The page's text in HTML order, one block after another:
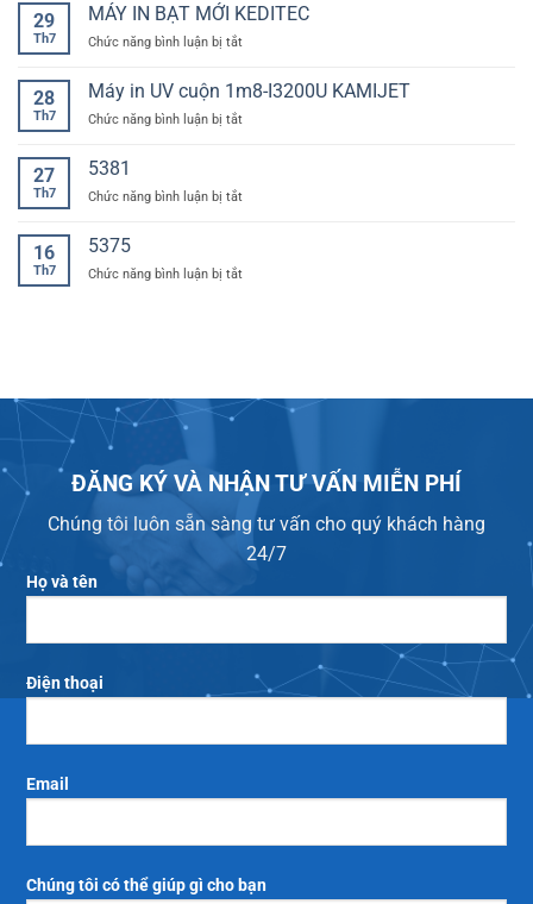
29
Th7
MÁY IN BẠT MỚI KEDITEC
Chức năng bình luận bị tắtở
BẠT
MỚI
28
Th7
Máy in UV cuộn 1m8-I3200U KAMIJET
Chức năng bình luận bị tắtở
cuộn
27
Th7
5381
Chức năng bình luận bị tắtở
16
Th7
5375
Chức năng bình luận bị tắtở
ĐĂNG KÝ VÀ NHẬN TƯ VẤN MIỄN PHÍ
Chúng tôi luôn sẵn sàng tư vấn cho quý khách hàng
24/7
Họ và tên
Điện thoại
Email
Chúng tôi có thể giúp gì cho bạn